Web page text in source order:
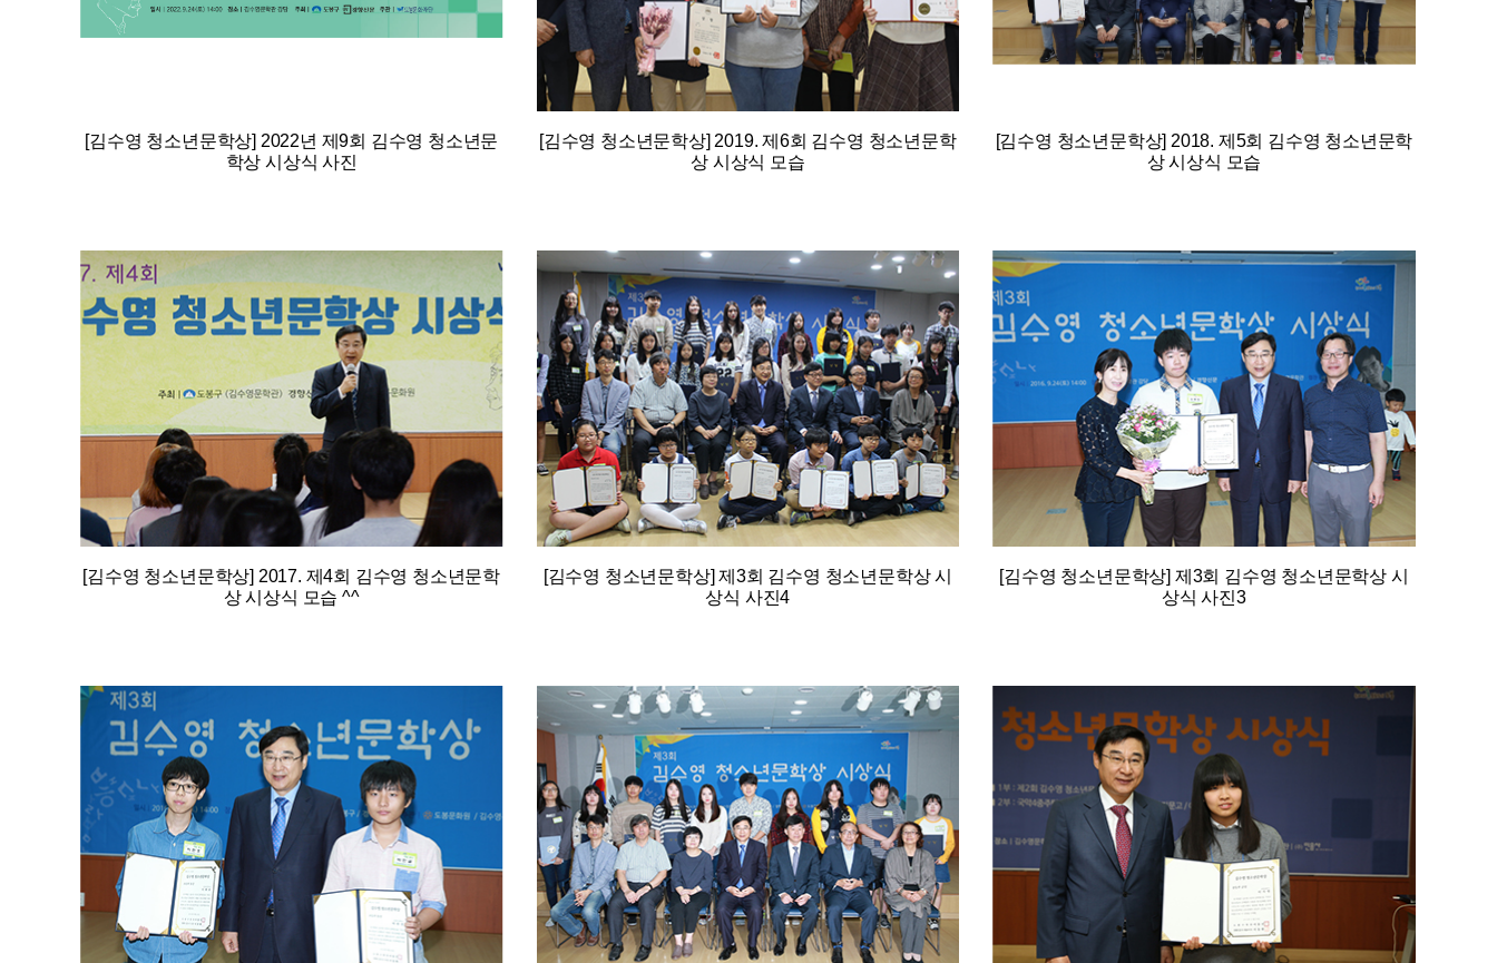
[김수영 청소년문학상] 2022년 제9회 김수영 청소년문
학상 시상식 사진
[김수영 청소년문학상] 2019. 제6회 김수영 청소년문학
상 시상식 모습
[김수영 청소년문학상] 2018. 제5회 김수영 청소년문학
상 시상식 모습
[김수영 청소년문학상] 2017. 제4회 김수영 청소년문학
상 시상식 모습 ^^
[김수영 청소년문학상] 제3회 김수영 청소년문학상 시
상식 사진4
[김수영 청소년문학상] 제3회 김수영 청소년문학상 시
상식 사진3